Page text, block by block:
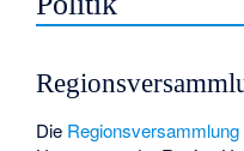
Die Regionsversammlung